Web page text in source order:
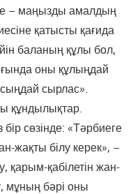
– маңызды амалдың
қатысты қағида
баланың құлы бол,
оны құлыңдай
сырлас».
құндылықтар.
сөзінде: «Тәрбиеге
жақты білу керек», –
қарым-қабілетін жан-
мұның бәрі оны